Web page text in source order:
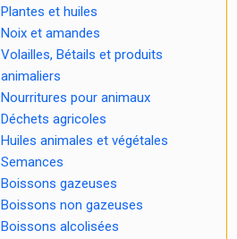
Plantes et huiles
Noix et amandes
Volailles, Bétails et produits
animaliers
Nourritures pour animaux
Déchets agricoles
Huiles animales et végétales
Semances
Boissons gazeuses
Boissons non gazeuses
Boissons alcolisées